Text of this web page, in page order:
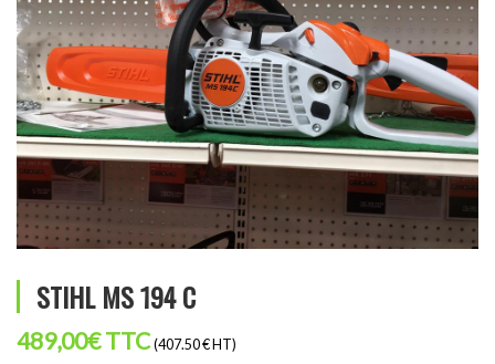
STIHL MS 194 C
489,00€TTC (407.50 € HT)